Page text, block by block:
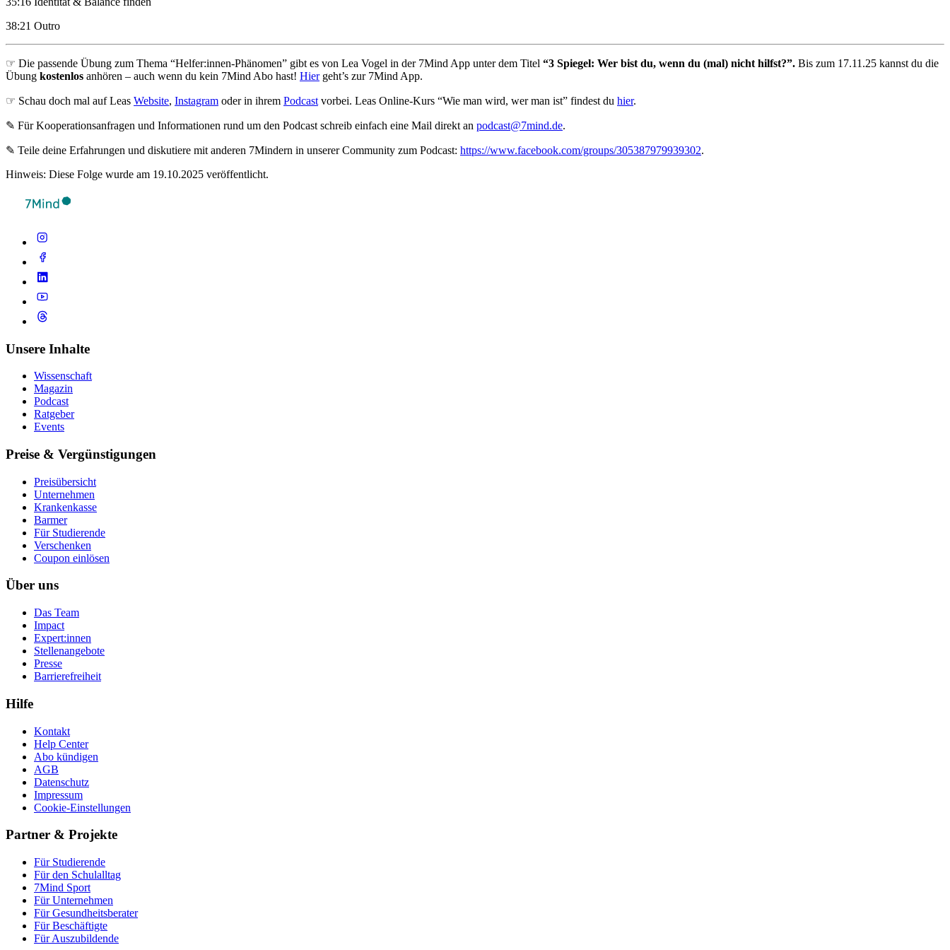
38:21 Outro
☞ Die passende Übung zum Thema “Helfer:innen-Phänomen” gibt es von Lea Vogel in der 7Mind App unter dem Titel “3 Spiegel: Wer bist du, wenn du (mal) nicht hilfst?”. Bis zum 17.11.25 kannst du die
Übung kostenlos anhören – auch wenn du kein 7Mind Abo hast! Hiergeht’s zur 7Mind App.
☞ Schau doch mal auf Leas Website, Instagram oder in ihrem Podcast vorbei. Leas Online-Kurs “Wie man wird, wer man ist” findest du hier.
✎ Für Koope­ra­ti­ons­an­fra­gen und Infor­ma­tio­nen rund um den Pod­cast schreib ein­fach eine Mail direkt an podcast@7mind.de.
✎ Teile deine Erfahrungen und diskutiere mit anderen 7Mindern in unserer Community zum Podcast: https://www.facebook.com/groups/305387979939302.
Hinweis: Diese Folge wurde am 19.10.2025 veröffentlicht.
Unsere Inhalte
Wissenschaft
Magazin
Podcast
Ratgeber
Events
Preise & Vergünstigungen
Preisübersicht
Unternehmen
Krankenkasse
Barmer
Für Studierende
Ver­schen­ken
Coupon einlösen
Über uns
Das Team
Impact
Expert:innen
Stellenangebote
Presse
Barrierefreiheit
Hilfe
Kontakt
Help Center
Abo kündigen
AGB
Datenschutz
Impressum
Cookie-Einstellungen
Partner & Projekte
Für Stu­die­rende
Für den Schulalltag
7Mind Sport
Für Unter­neh­men
Für Gesund­heits­be­ra­ter
Für Beschäftigte
Für Auszubildende